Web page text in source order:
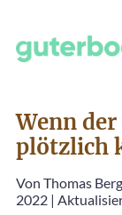
Wenn
plötzlich
Von Thomas
2022 |